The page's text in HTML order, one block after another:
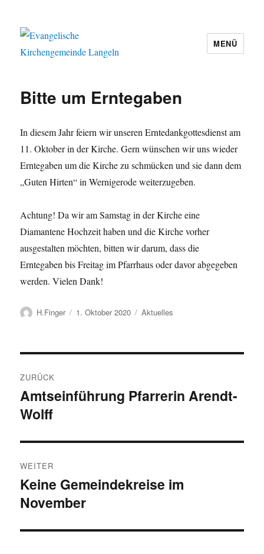
Langeln
MENÜ
Bitte um Erntegaben
In diesem Jahr feiern wir unseren Erntedankgottesdienst am
11. Oktober in der Kirche. Gern wünschen wir uns wieder
Erntegaben um die Kirche zu schmücken und sie dann dem
„Guten Hirten“ in Wernigerode weiterzugeben.
Achtung! Da wir am Samstag in der Kirche eine
Diamantene Hochzeit haben und die Kirche vorher
ausgestalten möchten, bitten wir darum, dass die
Erntegaben bis Freitag im Pfarrhaus oder davor abgegeben
werden. Vielen Dank!
Autor
H.Finger
Veröffentlicht
1. Oktober 2020 Kategorien
Aktuelles
ZURÜCK
Vorheriger
Beitrag:
Amtseinführung Pfarrerin Arendt-
Wolff
WEITER
Nächster
Beitrag:
Keine Gemeindekreise im
November